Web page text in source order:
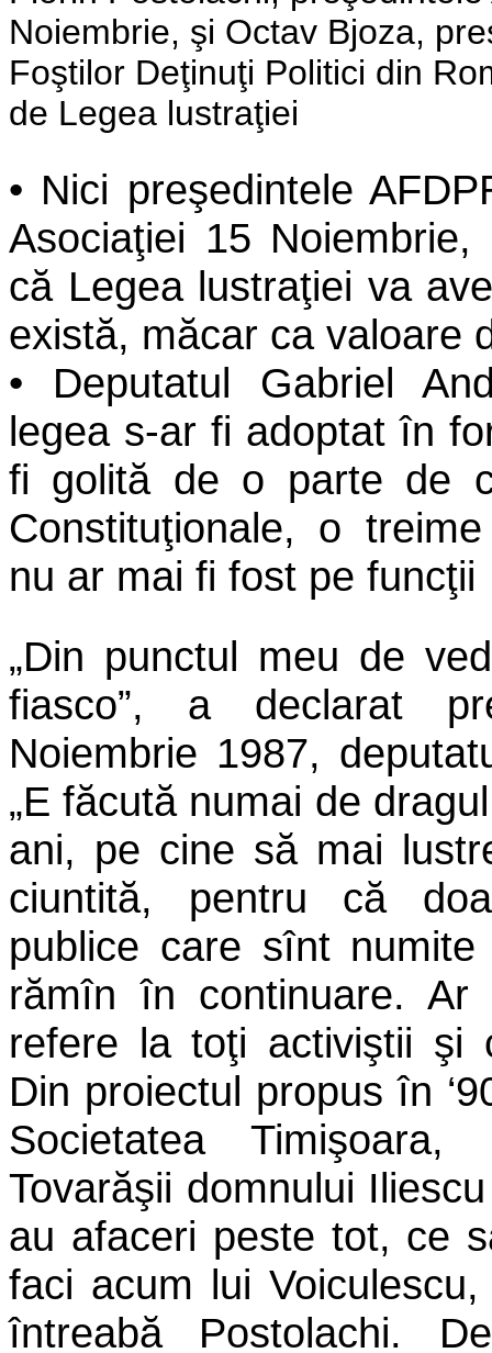
Noiembrie, şi Octav Bjoza,
Foştilor Deţinuţi Politici din
de Legea lustraţiei
• Nici preşedintele
Asociaţiei 15
că Legea lustraţiei va
există, măcar ca valoare
• Deputatul Gabriel
legea s-ar fi adoptat în
fi golită de o parte de
Constituţionale, o
nu ar mai fi fost pe funcţii
„Din punctul meu de
fiasco”, a declarat
Noiembrie 1987,
„E făcută numai de
ani, pe cine să mai
ciuntită, pentru că
publice care sînt
rămîn în continuare.
refere la toţi activiştii şi
Din proiectul propus în
Societatea
Tovarăşii domnului
au afaceri peste tot, ce
faci acum lui
întreabă Postolachi.